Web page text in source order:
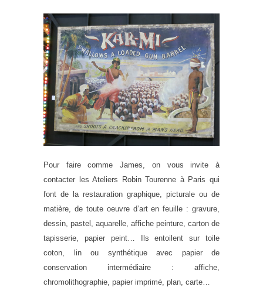
Pour faire comme James, on vous invite à
contacter les Ateliers Robin Tourenne à Paris qui
font de la restauration graphique, picturale ou de
matière, de toute oeuvre d’art en feuille : gravure,
dessin, pastel, aquarelle, affiche peinture, carton de
tapisserie, papier peint… Ils entoilent sur toile
coton, lin ou synthétique avec papier de
conservation intermédiaire : affiche,
chromolithographie, papier imprimé, plan, carte…